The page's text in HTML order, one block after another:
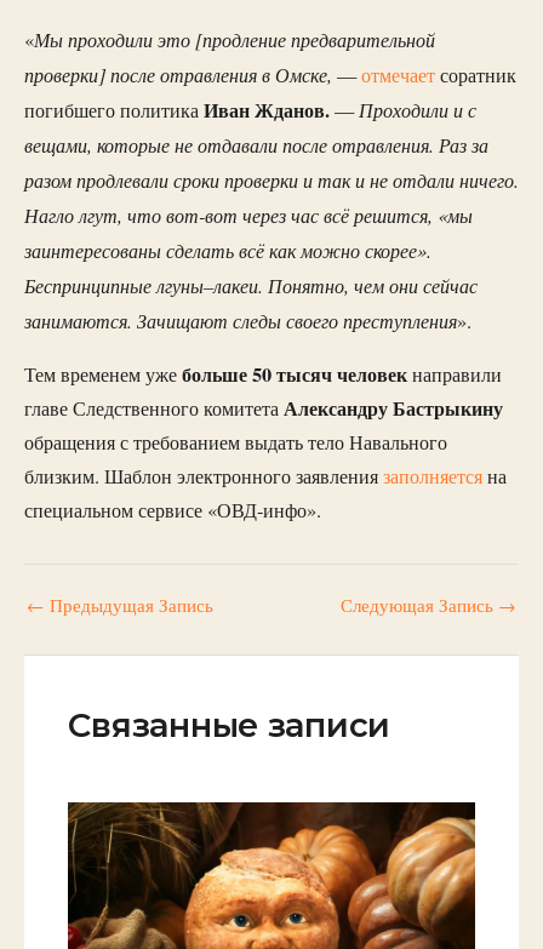
«Мы проходили это [продление предварительной
проверки] после отравления в Омске, —отмечаетсоратник
погибшего политикаИван Жданов.—Проходили и с
вещами, которые не отдавали после отравления. Раз за
разом продлевали сроки проверки и так и не отдали ничего.
Нагло лгут, что вот-вот через час всё решится, «мы
заинтересованы сделать всё как можно скорее».
Беспринципные лгуны–лакеи. Понятно, чем они сейчас
занимаются. Зачищают следы своего преступления».
Тем временем ужебольше 50 тысяч человекнаправили
главе Следственного комитетаАлександру Бастрыкину
обращения с требованием выдать тело Навального
близким. Шаблон электронного заявлениязаполняетсяна
специальном сервисе «ОВД-инфо».
← Предыдущая Запись Следующая Запись →
Связанные записи